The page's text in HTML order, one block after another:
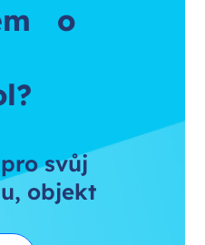
o
svůj
objekt